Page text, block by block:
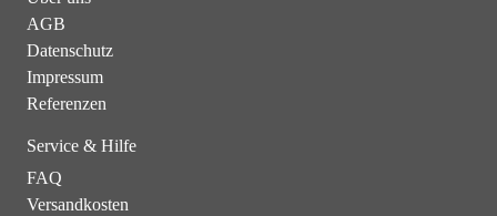
AGB
Datenschutz
Impressum
Referenzen
Service & Hilfe
FAQ
Versandkosten